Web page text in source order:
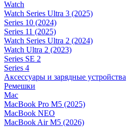
Watch
Watch Series Ultra 3 (2025)
Series 10 (2024)
Series 11 (2025)
Watch Series Ultra 2 (2024)
Watch Ultra 2 (2023)
Series SE 2
Series 4
Аксессуары и зарядные устройства
Ремешки
Mac
MacBook Pro M5 (2025)
MacBook NEO
MacBook Air M5 (2026)